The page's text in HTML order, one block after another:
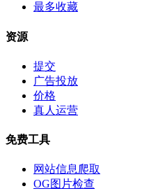
最多收藏
资源
提交
广告投放
价格
真人运营
免费工具
网站信息爬取
OG图片检查